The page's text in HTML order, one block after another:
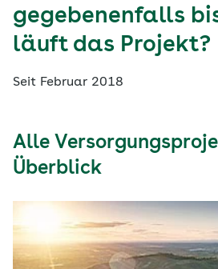
gegebenenfalls
läuft das Projekt?
Seit Februar 2018
Alle
Überblick